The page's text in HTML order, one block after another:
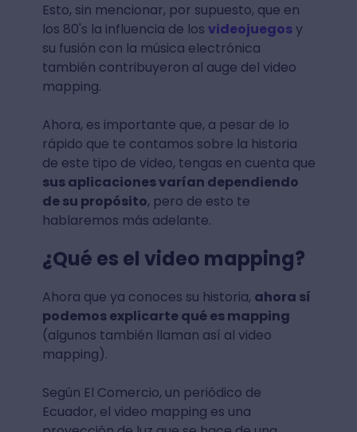
Esto, sin mencionar, por supuesto, que en
los 80's la influencia de los videojuegosy
su fusión con la música electrónica
también contribuyeron al auge del video
mapping.
Ahora, es importante que, a pesar de lo
rápido que te contamos sobre la historia
de este tipo de video, tengas en cuenta que
sus aplicaciones varían dependiendo
de su propósito, pero de esto te
hablaremos más adelante.
¿Qué es el video mapping?
Ahora que ya conoces su historia, ahora sí
podemos explicarte qué es mapping
(algunos también llaman así al video
mapping).
Según El Comercio, un periódico de
Ecuador, el video mapping es una